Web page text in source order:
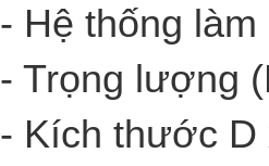
- Hệ thống
- Trọng lượng
- Kích thước